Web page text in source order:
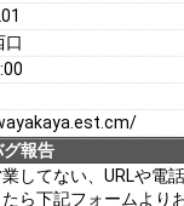
口
グ報告
してない、URLや電
ら下記フォームより